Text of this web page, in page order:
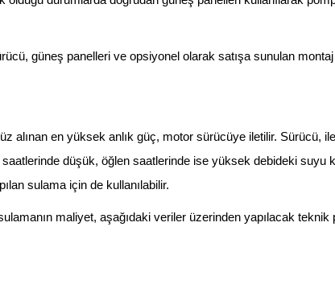
güneş panelleri ve opsiyonel olarak satışa sunulan
alınan en yüksek anlık güç, motor sürücüye iletilir. Sürücü,
düşük, öğlen saatlerinde ise yüksek debideki suyu
sulama için de kullanılabilir.
maliyet, aşağıdaki veriler üzerinden yapılacak teknik